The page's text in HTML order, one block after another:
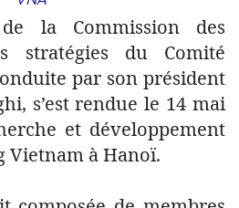
la Commission des
stratégies du Comité
par son président
s’est rendue le 14 mai
et développement
Vietnam à Hanoï.